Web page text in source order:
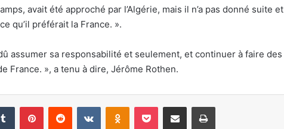
avait été approché par l’Algérie, mais il n’a pas donné suite et
qu’il préférait la France. ».
assumer sa responsabilité et seulement, et continuer à faire des
France. », a tenu à dire, Jérôme Rothen.
Tumblr PinterestReddit VKontakteOdnoklassniki
Pocket Partager par email Imprimer